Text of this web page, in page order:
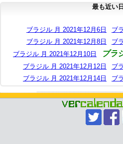
最も近い
ブラジル 月 2021年12月6日
ブ
ブラジル 月 2021年12月8日
ブ
ブラジル 月 2021年12月10日
ブラ
ブラジル 月 2021年12月12日
ブ
ブラジル 月 2021年12月14日
ブ